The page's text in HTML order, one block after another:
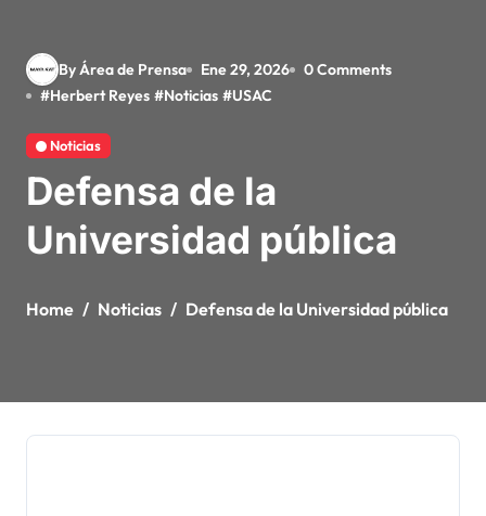
By Área de Prensa Ene 29, 2026
0 Comments
#Herbert Reyes #Noticias #USAC
Noticias
Defensa de la
Universidad pública
Home Noticias Defensa de la Universidad pública